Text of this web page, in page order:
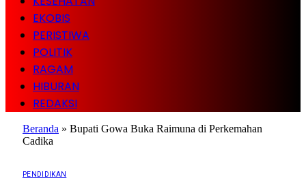
EKOBIS
PERISTIWA
POLITIK
RAGAM
HIBURAN
REDAKSI
Beranda » Bupati Gowa Buka Raimuna di Perkemahan
Cadika
PENDIDIKAN